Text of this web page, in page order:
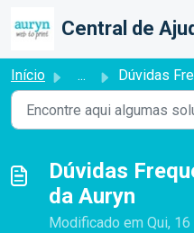
Início ... Dúvidas Frequentes sobre
Dúvidas
da Auryn
Modificado em Qui,